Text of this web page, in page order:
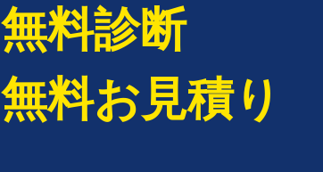
無料診断
無料お見積り